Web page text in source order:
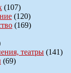
(107)
(120)
(169)
театры (141)
(69)